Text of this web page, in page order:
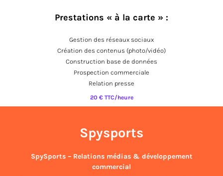
Prestations « à la carte » :
Gestion des réseaux sociaux
Création des contenus (photo/vidéo)
Construction base de données
Prospection commerciale
Relation presse
20 € TTC/heure
Spysports
SpySports – Relations médias & développement
commercial